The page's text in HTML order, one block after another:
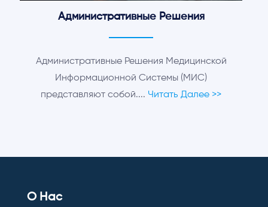
Административные Решения
Административные Решения Медицинской
Информационной Системы (МИС)
представляют собой.... Читать Далее >>
О Нас